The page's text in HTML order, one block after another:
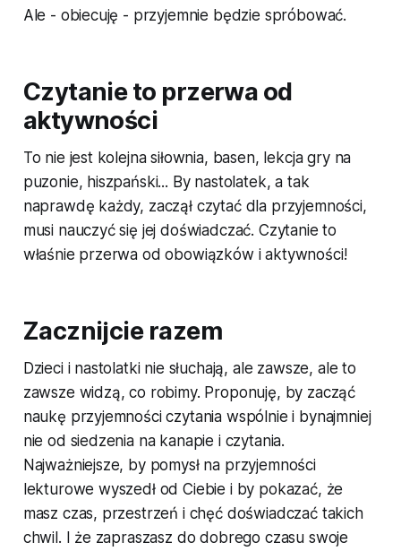
Ale - obiecuję - przyjemnie będzie spróbować.
Czytanie to przerwa od
aktywności
To nie jest kolejna siłownia, basen, lekcja gry na
puzonie, hiszpański... By nastolatek, a tak
naprawdę każdy, zaczął czytać dla przyjemności,
musi nauczyć się jej doświadczać. Czytanie to
właśnie przerwa od obowiązków i aktywności!
Zacznijcie razem
Dzieci i nastolatki nie słuchają, ale zawsze, ale to
zawsze widzą, co robimy. Proponuję, by zacząć
naukę przyjemności czytania wspólnie i bynajmniej
nie od siedzenia na kanapie i czytania.
Najważniejsze, by pomysł na przyjemności
lekturowe wyszedł od Ciebie i by pokazać, że
masz czas, przestrzeń i chęć doświadczać takich
chwil. I że zapraszasz do dobrego czasu swoje